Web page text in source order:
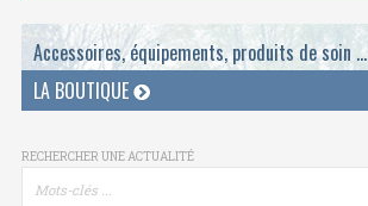
Accessoires, équipements, produits de soin ...
LA BOUTIQUE
RECHERCHER UNE ACTUALITÉ